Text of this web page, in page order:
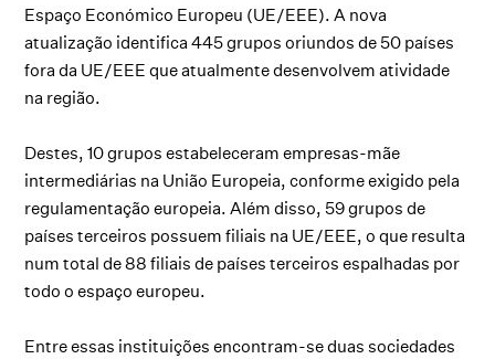
Espaço Económico Europeu (UE/EEE). A nova
atualização identifica 445 grupos oriundos de 50 países
fora da UE/EEE que atualmente desenvolvem atividade
na região.
Destes, 10 grupos estabeleceram empresas-mãe
intermediárias na União Europeia, conforme exigido pela
regulamentação europeia. Além disso, 59 grupos de
países terceiros possuem filiais na UE/EEE, o que resulta
num total de 88 filiais de países terceiros espalhadas por
todo o espaço europeu.
Entre essas instituições encontram-se duas sociedades